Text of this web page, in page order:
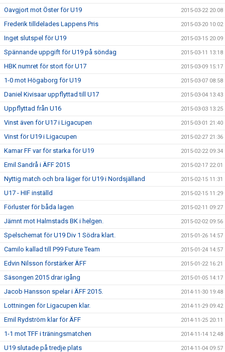
Oavgjort mot Öster för U19 2015-03-22 20:08
Frederik tilldelades Lappens Pris 2015-03-20 10:02
Inget slutspel för U19 2015-03-15 20:09
Spännande uppgift för U19 på söndag 2015-03-11 13:18
HBK numret för stort för U17 2015-03-09 15:17
1-0 mot Högaborg för U19 2015-03-07 08:58
Daniel Kivisaar uppflyttad till U17 2015-03-04 13:43
Uppflyttad från U16 2015-03-03 13:25
Vinst även för U17 i Ligacupen 2015-03-01 21:40
Vinst för U19 i Ligacupen 2015-02-27 21:36
Kamar FF var för starka för U19 2015-02-22 09:34
Emil Sandrå i ÄFF 2015 2015-02-17 22:01
Nyttig match och bra läger för U19 i Nordsjälland 2015-02-15 11:31
U17 - HIF inställd 2015-02-15 11:29
Förluster för båda lagen 2015-02-11 09:27
Jämnt mot Halmstads BK i helgen. 2015-02-02 09:56
Spelschemat för U19 Div 1 Södra klart. 2015-01-26 14:57
Camilo kallad till P99 Future Team 2015-01-24 14:57
Edvin Nilsson förstärker ÄFF 2015-01-22 16:21
Säsongen 2015 drar igång 2015-01-05 14:17
Jacob Hansson spelar i ÄFF 2015. 2014-11-30 19:48
Lottningen för Ligacupen klar. 2014-11-29 09:42
Emil Rydström klar för ÄFF 2014-11-25 20:11
1-1 mot TFF i träningsmatchen 2014-11-14 12:48
U19 slutade på tredje plats 2014-11-04 09:57